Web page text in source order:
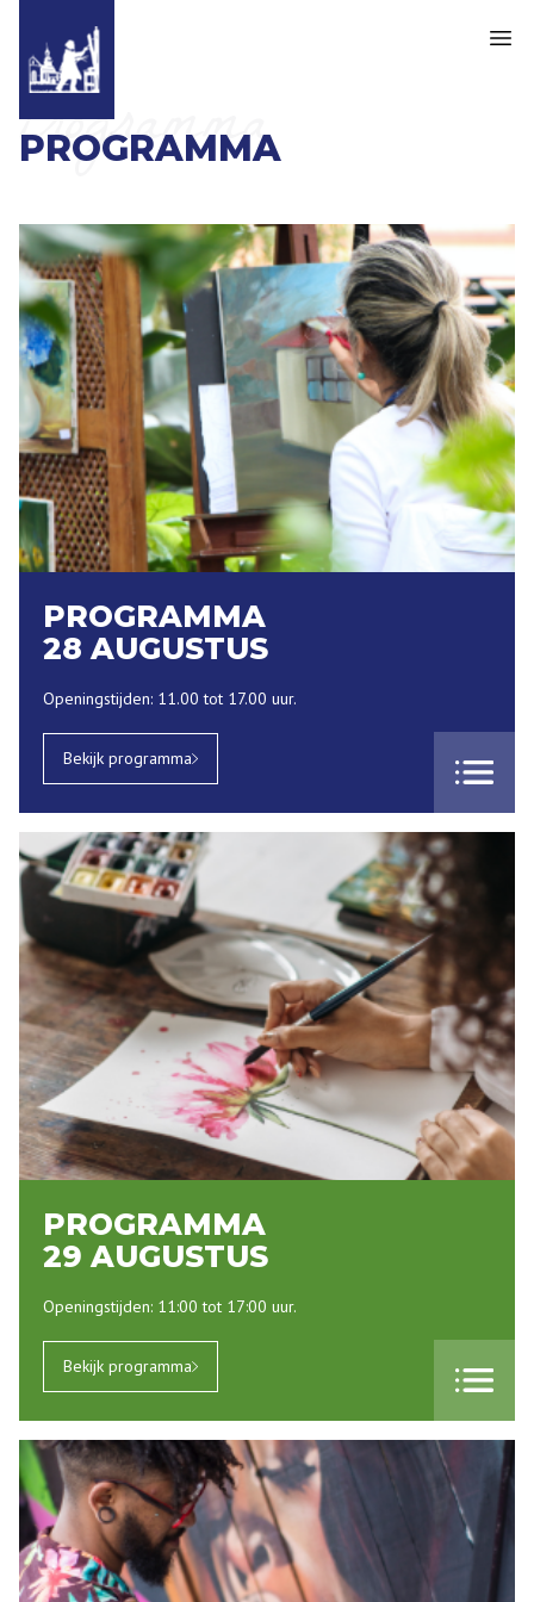
Programma
PROGRAMMA
PROGRAMMA
28 AUGUSTUS
Openingstijden: 11.00 tot 17.00 uur.
Bekijk programma
PROGRAMMA
29 AUGUSTUS
Openingstijden: 11:00 tot 17:00 uur.
Bekijk programma